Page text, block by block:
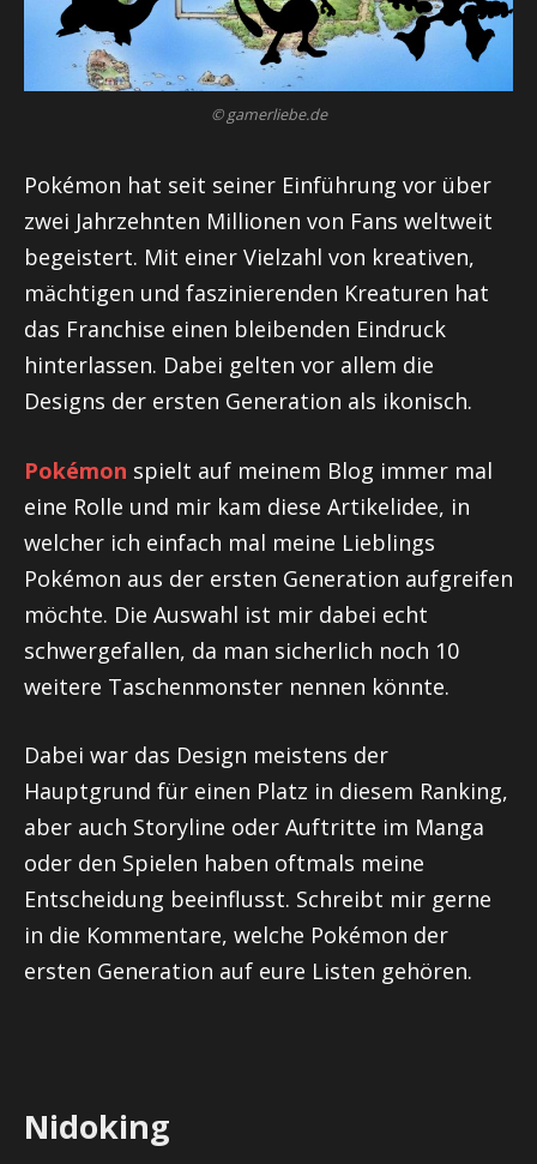
© gamerliebe.de
Pokémon hat seit seiner Einführung vor über
zwei Jahrzehnten Millionen von Fans weltweit
begeistert. Mit einer Vielzahl von kreativen,
mächtigen und faszinierenden Kreaturen hat
das Franchise einen bleibenden Eindruck
hinterlassen. Dabei gelten vor allem die
Designs der ersten Generation als ikonisch.
Pokémon spielt auf meinem Blog immer mal
eine Rolle und mir kam diese Artikelidee, in
welcher ich einfach mal meine Lieblings
Pokémon aus der ersten Generation aufgreifen
möchte. Die Auswahl ist mir dabei echt
schwergefallen, da man sicherlich noch 10
weitere Taschenmonster nennen könnte.
Dabei war das Design meistens der
Hauptgrund für einen Platz in diesem Ranking,
aber auch Storyline oder Auftritte im Manga
oder den Spielen haben oftmals meine
Entscheidung beeinflusst. Schreibt mir gerne
in die Kommentare, welche Pokémon der
ersten Generation auf eure Listen gehören.
Nidoking